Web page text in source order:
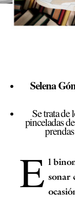
Selena
Se trata
pinceladas
E l
sonar